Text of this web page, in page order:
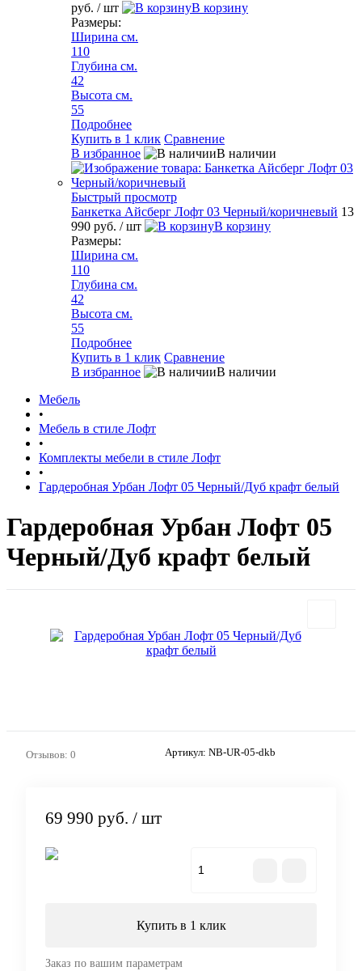
руб. / шт
В корзину
Размеры:
Ширина см.
110
Глубина см.
42
Высота см.
55
Подробнее
Купить в 1 клик Сравнение
В избранное
В наличии
Быстрый просмотр
Банкетка Айсберг Лофт 03 Черный/коричневый 13
990 руб. / шт
В корзину
Размеры:
Ширина см.
110
Глубина см.
42
Высота см.
55
Подробнее
Купить в 1 клик Сравнение
В избранное
В наличии
Мебель
•
Мебель в стиле Лофт
•
Комплекты мебели в стиле Лофт
•
Гардеробная Урбан Лофт 05 Черный/Дуб крафт белый
Гардеробная Урбан Лофт 05
Черный/Дуб крафт белый
Отзывов: 0 Артикул: NB-UR-05-dkb
69 990 руб. / шт
Купить в 1 клик
Заказ по вашим параметрам